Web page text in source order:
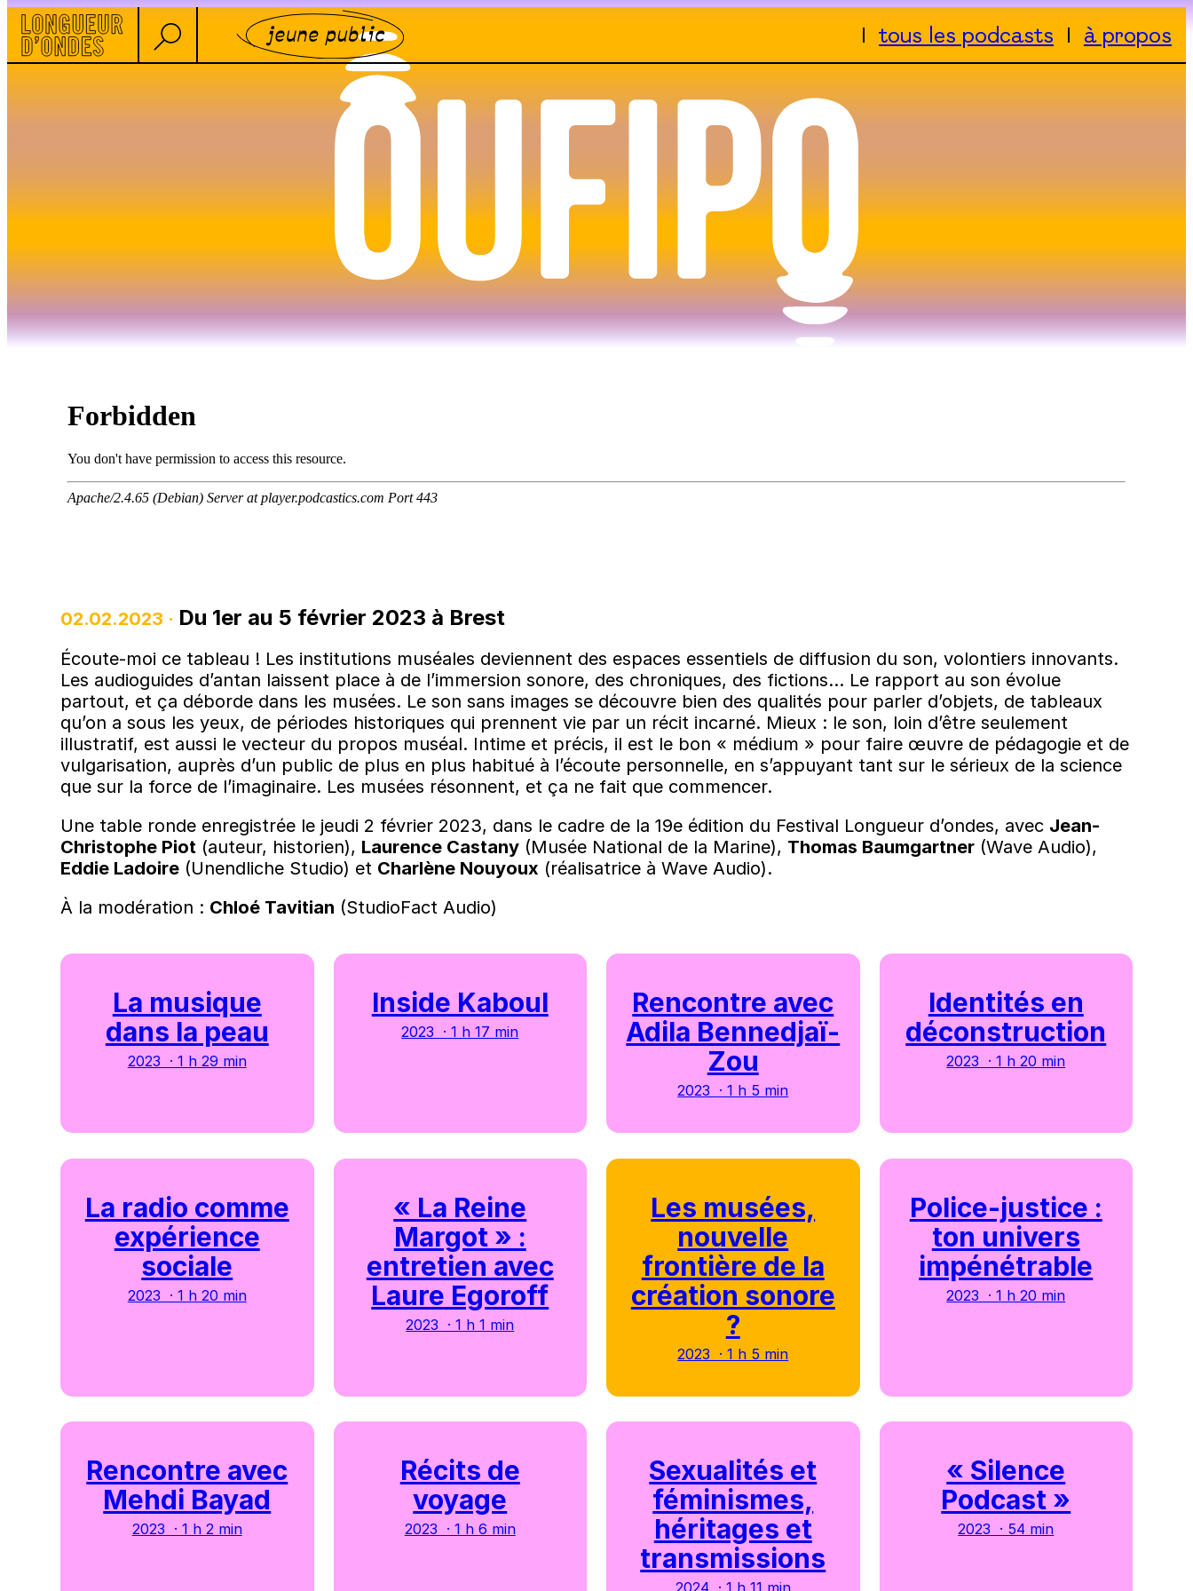
tous les podcasts à propos
02.02.2023 · Du 1er au 5 février 2023 à Brest
Écoute-moi ce tableau ! Les institutions muséales deviennent des espaces essentiels de diffusion du son, volontiers innovants.
Les audioguides d’antan laissent place à de l’immersion sonore, des chroniques, des fictions… Le rapport au son évolue
partout, et ça déborde dans les musées. Le son sans images se découvre bien des qualités pour parler d’objets, de tableaux
qu’on a sous les yeux, de périodes historiques qui prennent vie par un récit incarné. Mieux : le son, loin d’être seulement
illustratif, est aussi le vecteur du propos muséal. Intime et précis, il est le bon « médium » pour faire œuvre de pédagogie et de
vulgarisation, auprès d’un public de plus en plus habitué à l’écoute personnelle, en s’appuyant tant sur le sérieux de la science
que sur la force de l’imaginaire. Les musées résonnent, et ça ne fait que commencer.
Une table ronde enregistrée le jeudi 2 février 2023, dans le cadre de la 19e édition du Festival Longueur d’ondes, avec Jean-
Christophe Piot (auteur, historien), Laurence Castany (Musée National de la Marine), Thomas Baumgartner (Wave Audio),
Eddie Ladoire (Unendliche Studio) et Charlène Nouyoux (réalisatrice à Wave Audio).
À la modération : Chloé Tavitian (StudioFact Audio)
La musique
dans la peau
2023 · 1 h 29 min
Inside Kaboul
2023 · 1 h 17 min
Rencontre avec
Adila Bennedjaï-
Zou
2023 · 1 h 5 min
Identités en
déconstruction
2023 · 1 h 20 min
La radio comme
expérience
sociale
2023 · 1 h 20 min
« La Reine
Margot » :
entretien avec
Laure Egoroff
2023 · 1 h 1 min
Les musées,
nouvelle
frontière de la
création sonore
?
2023 · 1 h 5 min
Police-justice :
ton univers
impénétrable
2023 · 1 h 20 min
Rencontre avec
Mehdi Bayad
2023 · 1 h 2 min
Récits de
voyage
2023 · 1 h 6 min
Sexualités et
féminismes,
héritages et
transmissions
« Silence
Podcast »
2023 · 54 min